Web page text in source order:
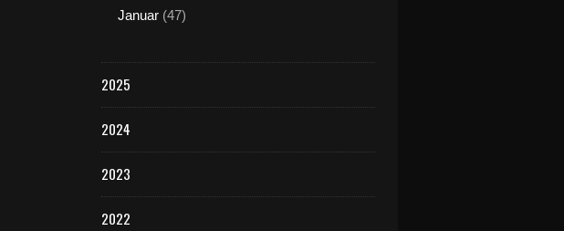
Januar (47)
2025
2024
2023
2022